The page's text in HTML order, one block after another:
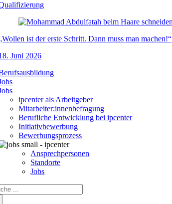
ist der erste Schritt. Dann muss man machen!“
Juni 2026
ipcenter als Arbeitgeber
Mitarbeiter:innenbefragung
Berufliche Entwicklung bei ipcenter
Initiativbewerbung
Bewerbungsprozess
Ansprechpersonen
Standorte
Jobs